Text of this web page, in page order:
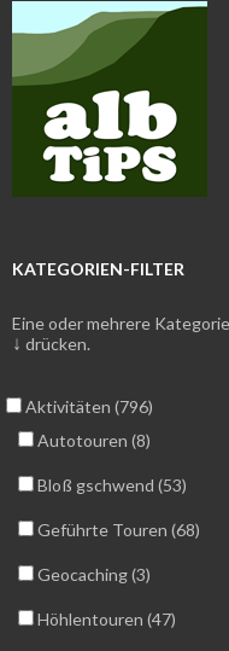
KATEGORIEN-FILTER
Eine oder mehrere
↓ drücken.
Aktivitäten (796)
Autotouren (8)
Bloß gschwend (53)
Geführte Touren (68)
Geocaching (3)
Höhlentouren (47)